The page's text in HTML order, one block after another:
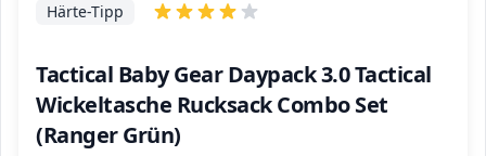
Tactical Baby Gear Daypack 3.0 Tactical
Wickeltasche Rucksack Combo Set
(Ranger Grün)
Härte-Tipp